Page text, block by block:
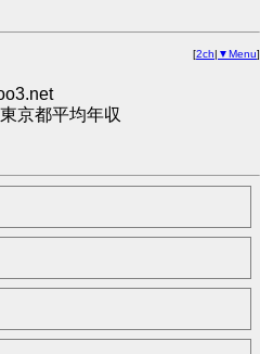
[2ch| ▼Menu]
京都平均年収